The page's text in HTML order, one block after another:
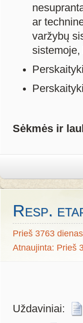
ar
varžybų
Sėkmės ir
Resp.
Prieš 3763 dienas
Atnaujinta: Prieš
Uždaviniai: